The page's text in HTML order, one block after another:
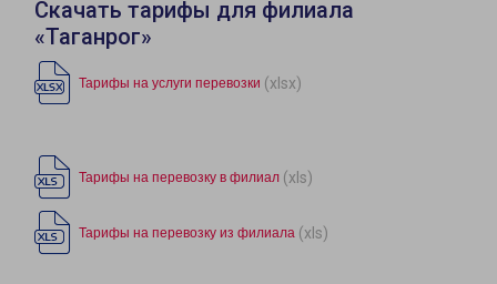
Скачать тарифы для филиала
«Таганрог»
Тарифы на услуги перевозки (xlsx)
Тарифы на перевозку в филиал (xls)
Тарифы на перевозку из филиала (xls)